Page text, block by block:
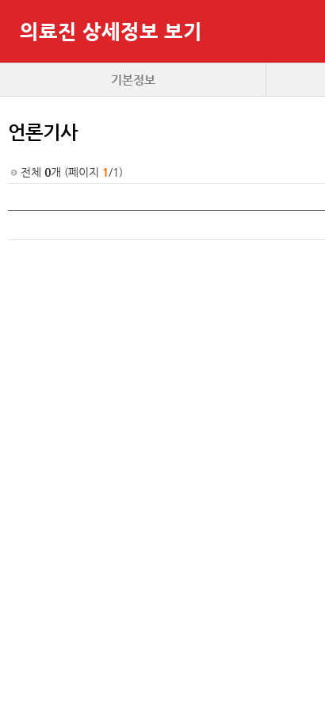
의료진 상세정보 보기
기본정보
언론기사
전체 0개 (페이지 1/1)